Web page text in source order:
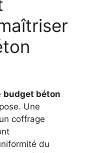
budget béton
Une
coffrage
du